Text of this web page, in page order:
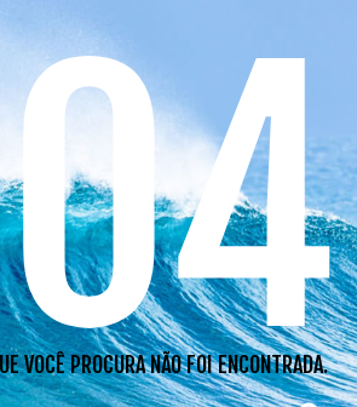
VOCÊ PROCURA NÃO FOI ENCONTRADA.